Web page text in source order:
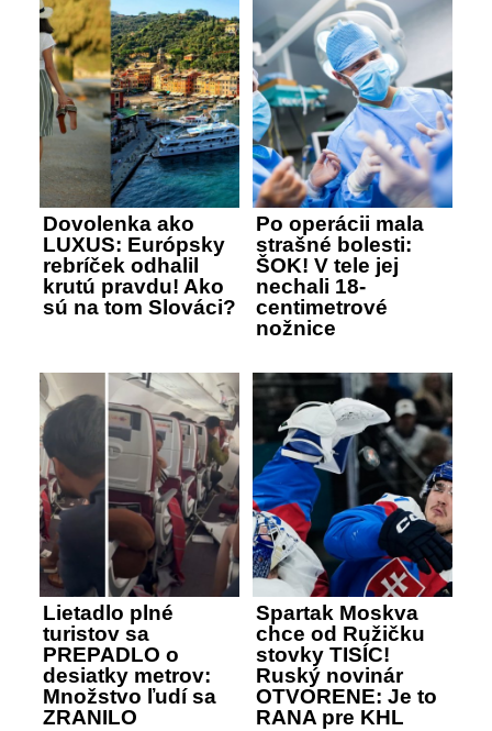
Dovolenka ako
LUXUS: Európsky
rebríček odhalil
krutú pravdu! Ako
sú na tom Slováci?
Po operácii mala
strašné bolesti:
ŠOK! V tele jej
nechali 18-
centimetrové
nožnice
Lietadlo plné
turistov sa
PREPADLO o
desiatky metrov:
Množstvo ľudí sa
ZRANILO
Spartak Moskva
chce od Ružičku
stovky TISÍC!
Ruský novinár
OTVORENE: Je to
RANA pre KHL